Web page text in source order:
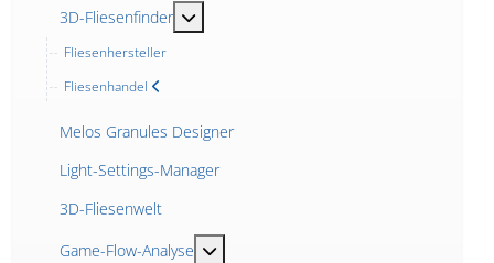
3D-Fliesenfinder
MOD_MENU_TOGGLE_SUBMENU_LABEL
Fliesenhersteller
Fliesenhandel
Melos Granules Designer
Light-Settings-Manager
3D-Fliesenwelt
Game-Flow-Analyse